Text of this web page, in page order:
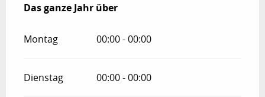
Das ganze Jahr über
Das ganze Jahr über
Montag 00:00 - 00:00
Dienstag 00:00 - 00:00